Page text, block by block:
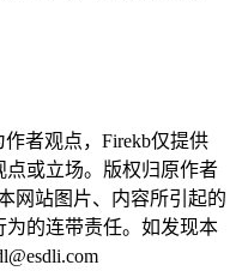
者观点，Firekb仅提供
点或立场。版权归原作者
网站图片、内容所引起的
为的连带责任。如发现本